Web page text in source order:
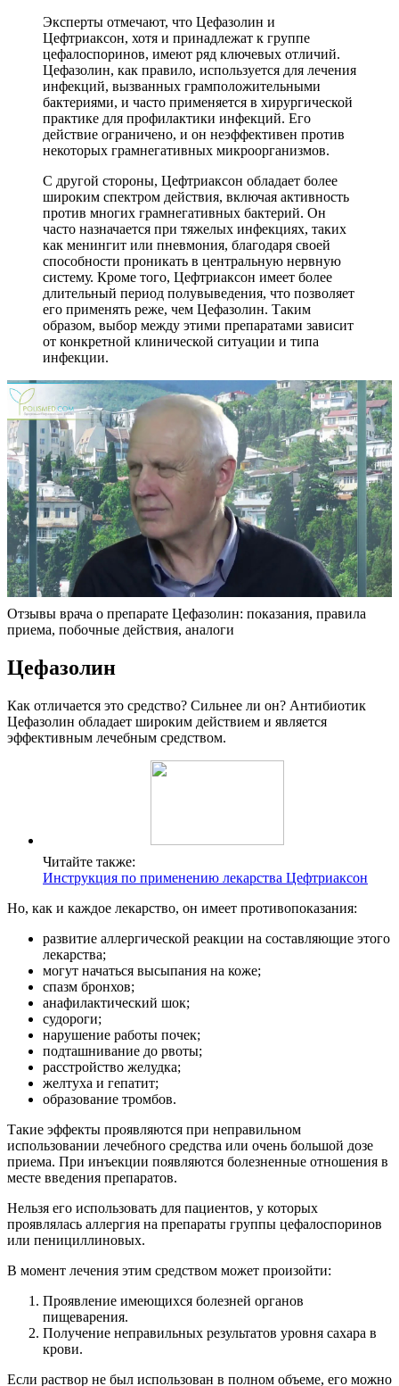
Эксперты отмечают, что Цефазолин и
Цефтриаксон, хотя и принадлежат к группе
цефалоспоринов, имеют ряд ключевых отличий.
Цефазолин, как правило, используется для лечения
инфекций, вызванных грамположительными
бактериями, и часто применяется в хирургической
практике для профилактики инфекций. Его
действие ограничено, и он неэффективен против
некоторых грамнегативных микроорганизмов.
С другой стороны, Цефтриаксон обладает более
широким спектром действия, включая активность
против многих грамнегативных бактерий. Он
часто назначается при тяжелых инфекциях, таких
как менингит или пневмония, благодаря своей
способности проникать в центральную нервную
систему. Кроме того, Цефтриаксон имеет более
длительный период полувыведения, что позволяет
его применять реже, чем Цефазолин. Таким
образом, выбор между этими препаратами зависит
от конкретной клинической ситуации и типа
инфекции.
Отзывы врача о препарате Цефазолин: показания, правила
приема, побочные действия, аналоги
Цефазолин
Как отличается это средство? Сильнее ли он? Антибиотик
Цефазолин обладает широким действием и является
эффективным лечебным средством.
Читайте также:
Инструкция по применению лекарства Цефтриаксон
Но, как и каждое лекарство, он имеет противопоказания:
развитие аллергической реакции на составляющие этого
лекарства;
могут начаться высыпания на коже;
спазм бронхов;
анафилактический шок;
судороги;
нарушение работы почек;
подташнивание до рвоты;
расстройство желудка;
желтуха и гепатит;
образование тромбов.
Такие эффекты проявляются при неправильном
использовании лечебного средства или очень большой дозе
приема. При инъекции появляются болезненные отношения в
месте введения препаратов.
Нельзя его использовать для пациентов, у которых
проявлялась аллергия на препараты группы цефалоспоринов
или пенициллиновых.
В момент лечения этим средством может произойти:
Проявление имеющихся болезней органов
пищеварения.
Получение неправильных результатов уровня сахара в
крови.
Если раствор не был использован в полном объеме, его можно